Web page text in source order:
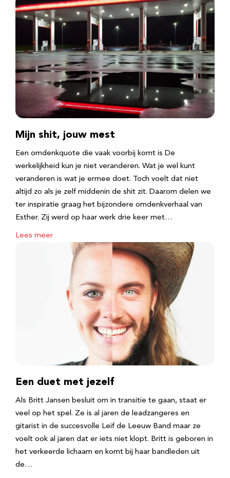
Mijn shit, jouw mest
Een omdenkquote die vaak voorbij komt is De
werkelijkheid kun je niet veranderen. Wat je wel kunt
veranderen is wat je ermee doet. Toch voelt dat niet
altijd zo als je zelf middenin de shit zit. Daarom delen we
ter inspiratie graag het bijzondere omdenkverhaal van
Esther. Zij werd op haar werk drie keer met…
Lees meer
Een duet met jezelf
Als Britt Jansen besluit om in transitie te gaan, staat er
veel op het spel. Ze is al jaren de leadzangeres en
gitarist in de succesvolle Leif de Leeuw Band maar ze
voelt ook al jaren dat er iets niet klopt. Britt is geboren in
het verkeerde lichaam en komt bij haar bandleden uit
de…